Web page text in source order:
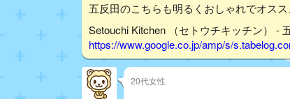
五反田のこちらも明るくおしゃれでオスス
Setouchi Kitchen （セトウチキッチン） -
https://www.google.co.jp/amp/s/
20代女性